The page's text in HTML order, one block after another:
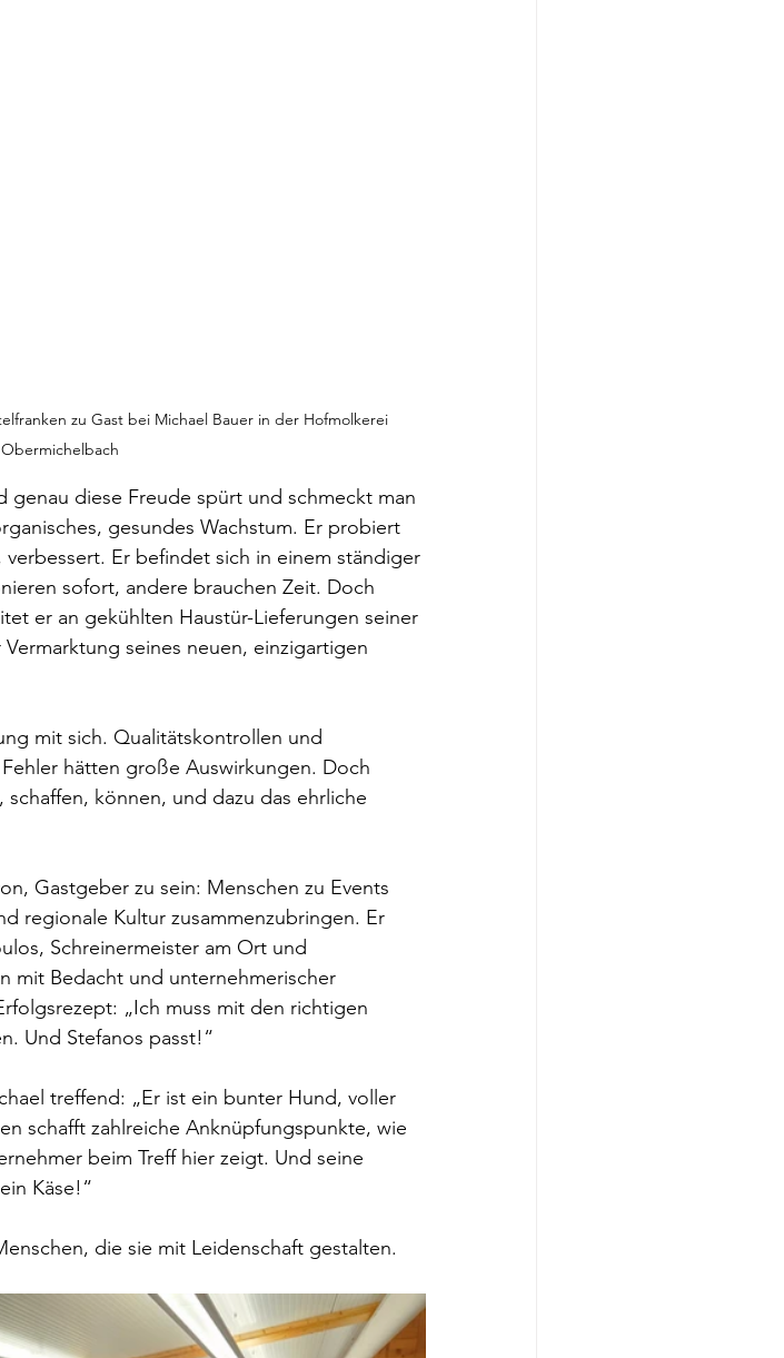
zu Gast bei Michael Bauer in der Hofmolkerei
genau diese Freude spürt und schmeckt man
gesundes Wachstum. Er probiert
Er befindet sich in einem ständiger
sofort, andere brauchen Zeit. Doch
er an gekühlten Haustür-Lieferungen seiner
seines neuen, einzigartigen
mit sich. Qualitätskontrollen und
hätten große Auswirkungen. Doch
können, und dazu das ehrliche
Gastgeber zu sein: Menschen zu Events
regionale Kultur zusammenzubringen. Er
Schreinermeister am Ort und
mit Bedacht und unternehmerischer
„Ich muss mit den richtigen
Und Stefanos passt!“
treffend: „Er ist ein bunter Hund, voller
schafft zahlreiche Anknüpfungspunkte, wie
beim Treff hier zeigt. Und seine
Käse!“
die sie mit Leidenschaft gestalten.